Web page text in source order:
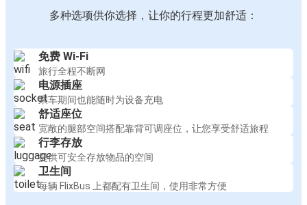
多种选项供你选择，让你的行程更加舒适：
免费 Wi-Fi
旅行全程不断网
电源插座
乘车期间也能随时为设备充电
舒适座位
宽敞的腿部空间搭配靠背可调座位，让您享受舒适旅程
行李存放
提供可安全存放物品的空间
卫生间
每辆 FlixBus 上都配有卫生间，使用非常方便